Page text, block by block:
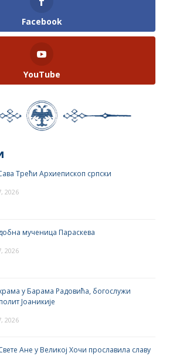
Facebook
YouTube
Трећи Архиепископ српски
2026
мученица Параскева
2026
у Барама Радовића, богослужи
Јоаникије
2026
Ане у Великој Хочи прославила славу